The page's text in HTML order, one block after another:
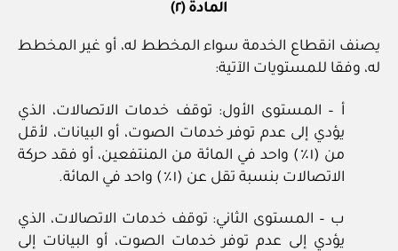
المادة (٢)
يصنف انقطاع الخدمة سواء المخطط له، أو غير المخطط
له، وفقا للمستويات الآتية:
أ – المستوى الأول: توقف خدمات الاتصالات، الذي
يؤدي إلى عدم توفر خدمات الصوت، أو البيانات، لأقل
من (١٪) واحد في المائة من المنتفعين، أو فقد حركة
الاتصالات بنسبة تقل عن (١٪) واحد في المائة.
ب – المستوى الثاني: توقف خدمات الاتصالات، الذي
يؤدي إلى عدم توفر خدمات الصوت، أو البيانات إلى